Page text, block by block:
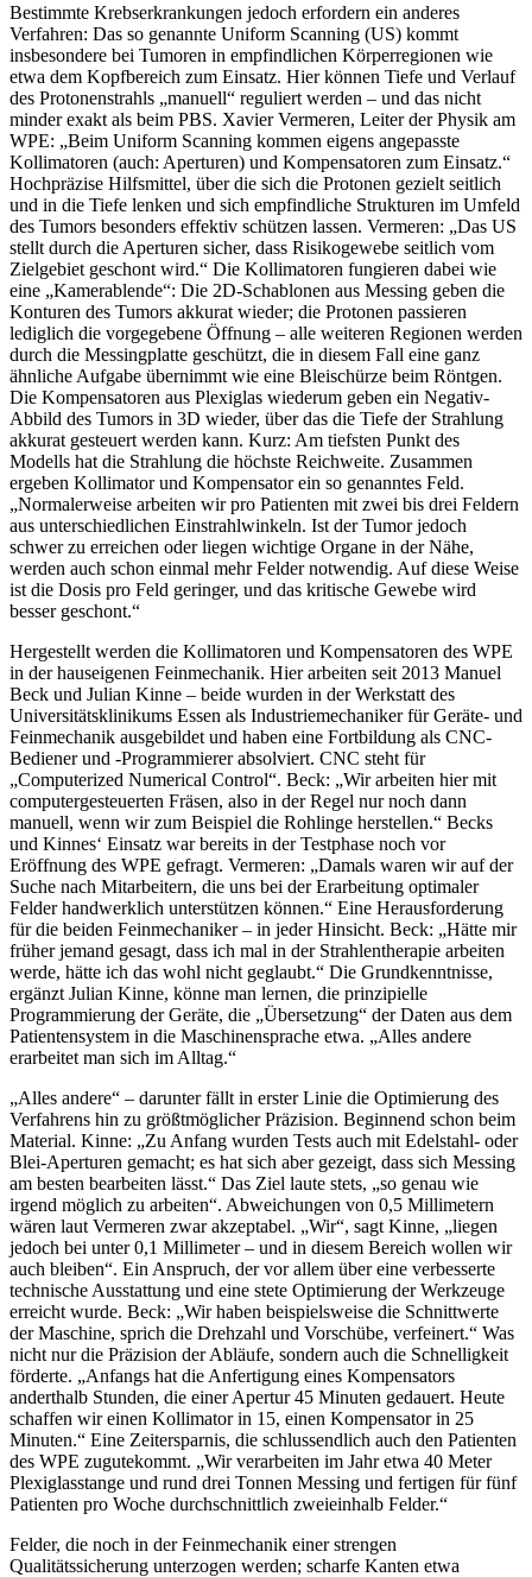
Bestimmte Krebserkrankungen jedoch erfordern ein anderes
Verfahren: Das so genannte Uniform Scanning (US) kommt
insbesondere bei Tumoren in empfindlichen Körperregionen wie
etwa dem Kopfbereich zum Einsatz. Hier können Tiefe und Verlauf
des Protonenstrahls „manuell“ reguliert werden – und das nicht
minder exakt als beim PBS. Xavier Vermeren, Leiter der Physik am
WPE: „Beim Uniform Scanning kommen eigens angepasste
Kollimatoren (auch: Aperturen) und Kompensatoren zum Einsatz.“
Hochpräzise Hilfsmittel, über die sich die Protonen gezielt seitlich
und in die Tiefe lenken und sich empfindliche Strukturen im Umfeld
des Tumors besonders effektiv schützen lassen. Vermeren: „Das US
stellt durch die Aperturen sicher, dass Risikogewebe seitlich vom
Zielgebiet geschont wird.“ Die Kollimatoren fungieren dabei wie
eine „Kamerablende“: Die 2D-Schablonen aus Messing geben die
Konturen des Tumors akkurat wieder; die Protonen passieren
lediglich die vorgegebene Öffnung – alle weiteren Regionen werden
durch die Messingplatte geschützt, die in diesem Fall eine ganz
ähnliche Aufgabe übernimmt wie eine Bleischürze beim Röntgen.
Die Kompensatoren aus Plexiglas wiederum geben ein Negativ-
Abbild des Tumors in 3D wieder, über das die Tiefe der Strahlung
akkurat gesteuert werden kann. Kurz: Am tiefsten Punkt des
Modells hat die Strahlung die höchste Reichweite. Zusammen
ergeben Kollimator und Kompensator ein so genanntes Feld.
„Normalerweise arbeiten wir pro Patienten mit zwei bis drei Feldern
aus unterschiedlichen Einstrahlwinkeln. Ist der Tumor jedoch
schwer zu erreichen oder liegen wichtige Organe in der Nähe,
werden auch schon einmal mehr Felder notwendig. Auf diese Weise
ist die Dosis pro Feld geringer, und das kritische Gewebe wird
besser geschont.“
Hergestellt werden die Kollimatoren und Kompensatoren des WPE
in der hauseigenen Feinmechanik. Hier arbeiten seit 2013 Manuel
Beck und Julian Kinne – beide wurden in der Werkstatt des
Universitätsklinikums Essen als Industriemechaniker für Geräte- und
Feinmechanik ausgebildet und haben eine Fortbildung als CNC-
Bediener und -Programmierer absolviert. CNC steht für
„Computerized Numerical Control“. Beck: „Wir arbeiten hier mit
computergesteuerten Fräsen, also in der Regel nur noch dann
manuell, wenn wir zum Beispiel die Rohlinge herstellen.“ Becks
und Kinnes‘ Einsatz war bereits in der Testphase noch vor
Eröffnung des WPE gefragt. Vermeren: „Damals waren wir auf der
Suche nach Mitarbeitern, die uns bei der Erarbeitung optimaler
Felder handwerklich unterstützen können.“ Eine Herausforderung
für die beiden Feinmechaniker – in jeder Hinsicht. Beck: „Hätte mir
früher jemand gesagt, dass ich mal in der Strahlentherapie arbeiten
werde, hätte ich das wohl nicht geglaubt.“ Die Grundkenntnisse,
ergänzt Julian Kinne, könne man lernen, die prinzipielle
Programmierung der Geräte, die „Übersetzung“ der Daten aus dem
Patientensystem in die Maschinensprache etwa. „Alles andere
erarbeitet man sich im Alltag.“
„Alles andere“ – darunter fällt in erster Linie die Optimierung des
Verfahrens hin zu größtmöglicher Präzision. Beginnend schon beim
Material. Kinne: „Zu Anfang wurden Tests auch mit Edelstahl- oder
Blei-Aperturen gemacht; es hat sich aber gezeigt, dass sich Messing
am besten bearbeiten lässt.“ Das Ziel laute stets, „so genau wie
irgend möglich zu arbeiten“. Abweichungen von 0,5 Millimetern
wären laut Vermeren zwar akzeptabel. „Wir“, sagt Kinne, „liegen
jedoch bei unter 0,1 Millimeter – und in diesem Bereich wollen wir
auch bleiben“. Ein Anspruch, der vor allem über eine verbesserte
technische Ausstattung und eine stete Optimierung der Werkzeuge
erreicht wurde. Beck: „Wir haben beispielsweise die Schnittwerte
der Maschine, sprich die Drehzahl und Vorschübe, verfeinert.“ Was
nicht nur die Präzision der Abläufe, sondern auch die Schnelligkeit
förderte. „Anfangs hat die Anfertigung eines Kompensators
anderthalb Stunden, die einer Apertur 45 Minuten gedauert. Heute
schaffen wir einen Kollimator in 15, einen Kompensator in 25
Minuten.“ Eine Zeitersparnis, die schlussendlich auch den Patienten
des WPE zugutekommt. „Wir verarbeiten im Jahr etwa 40 Meter
Plexiglasstange und rund drei Tonnen Messing und fertigen für fünf
Patienten pro Woche durchschnittlich zweieinhalb Felder.“
Felder, die noch in der Feinmechanik einer strengen
Qualitätssicherung unterzogen werden; scharfe Kanten etwa